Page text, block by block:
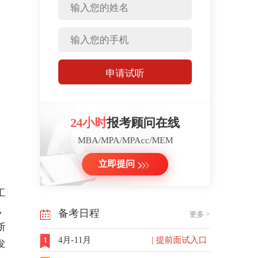
申请试听
24小时报考顾问在线
MBA/MPA/MPAcc/MEM
立即提问
备考日程 更多 >
4月-11月 | 提前面试入口